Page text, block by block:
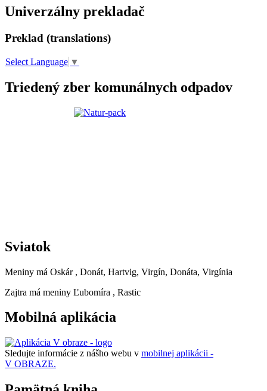
Univerzálny prekladač
Preklad (translations)
Select Language ▼
Triedený zber komunálnych odpadov
Sviatok
Meniny má Oskár , Donát, Hartvig, Virgín, Donáta, Virgínia
Zajtra má meniny Ľubomíra , Rastic
Mobilná aplikácia
Sledujte informácie z nášho webu v mobilnej aplikácii -
V OBRAZE.